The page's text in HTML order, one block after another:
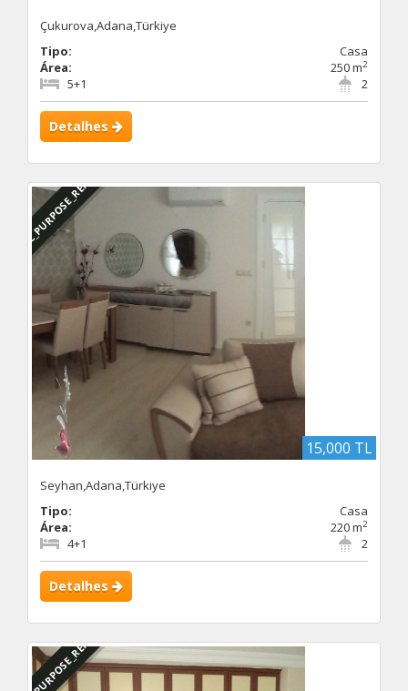
Çukurova,Adana,Türkiye
Tipo:
Casa
Área:
250 m2
2
5+1
Detalhes
DBC_PURPOSE_RENTED
15,000 TL
Seyhan,Adana,Türkiye
Tipo:
Casa
Área:
220 m2
2
4+1
Detalhes
DBC_PURPOSE_RENTED